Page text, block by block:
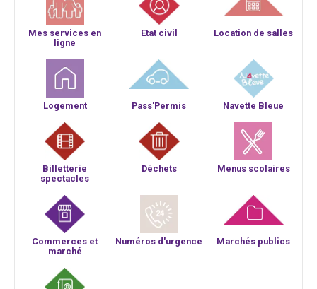
Mes services en
ligne
Etat civil Location de salles
Logement Pass'Permis Navette Bleue
Billetterie
spectacles
Déchets Menus scolaires
Commerces et
marché
Numéros d'urgence Marchés publics